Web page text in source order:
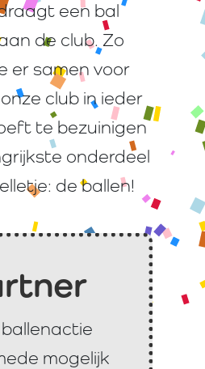
een bal
de club. Zo
er samen voor
club in ieder
te bezuinigen
onderdeel
de ballen!
mogelijk